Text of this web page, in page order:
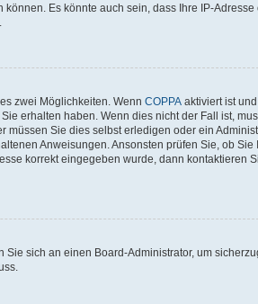
Es könnte auch sein, dass Ihre IP-Adresse
zwei Möglichkeiten. Wenn COPPA aktiviert ist
erhalten haben. Wenn dies nicht der Fall ist,
Sie dies selbst erledigen oder ein
Anweisungen. Ansonsten prüfen Sie, ob Sie
korrekt eingegeben wurde, dann kontaktieren
sich an einen Board-Administrator, um